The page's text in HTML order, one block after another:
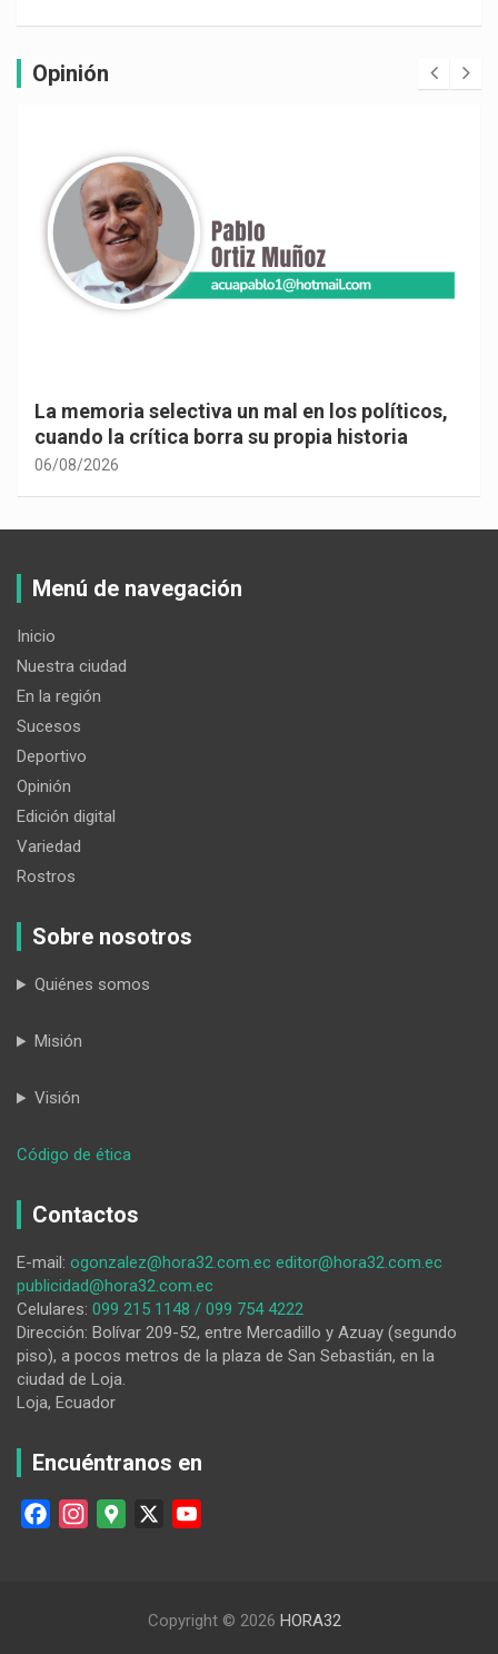
Opinión
La memoria selectiva un mal en los políticos,
cuando la crítica borra su propia historia
06/08/2026
Menú de navegación
Inicio
Nuestra ciudad
En la región
Sucesos
Deportivo
Opinión
Edición digital
Variedad
Rostros
Sobre nosotros
Quiénes somos
Misión
Visión
Código de ética
ecuatorianas
prestigio
mundial
Contactos
E-mail: ogonzalez@hora32.com.ec editor@hora32.com.ec
publicidad@hora32.com.ec
Celulares: 099 215 1148 / 099 754 4222
Dirección: Bolívar 209-52, entre Mercadillo y Azuay (segundo
piso), a pocos metros de la plaza de San Sebastián, en la
ciudad de Loja.
Loja, Ecuador
Encuéntranos en
u
Copyright © 2026 HORA32